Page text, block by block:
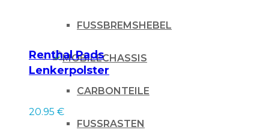
FUSSBREMSHEBEL
CHASSIS
CARBONTEILE
FUSSRASTEN
Renthal Pads
Lenkerpolster
Fatbar blue
20.95 €